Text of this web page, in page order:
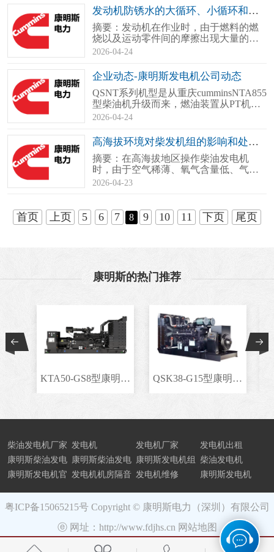
用、工程机械用）。fi0康明斯发电机组_
康明斯柴油发电机-重康动力（2）测定压
力侧柴油格出口位置的齿轮泵压力..
发动机防锈水的大循环、小循环和混合系统
摘要：发动机在作业时，由于燃料的燃
烧以及运动零件间的摩擦出现大量的热
量，使零件强烈受热，特别是直接与燃
适当的冷却，将不能保证发动机的正常
工作，冷却装置的功用就是维持发动机
在较适宜的温度下工作。水冷却装置的..
2026-04-24
企业动态-康明斯发电机公司动态
QSNT系列机型是从重庆cumminsNTA855
型柴油机升级而来，燃油装置从PT机构
升级为电子控制泵喷嘴机构，提高了排
动能力、有效增压技术、湿式排烟管设
计等创新点。这些技术改良帮助QSNT系
列机型满足康明斯发电机组国三排放法
规..
2026-04-24
高海拔环境对柴发机组的影响和处理步骤
摘要：在高海拔地区操作柴油发电机
时，由于空气稀薄、氧气含量低、气温
低、辐射强等特殊环境要素，发电装置
后，应按《T/CES 123-2022》标准进行高
海拔适应性测试，验证输出容量和稳定
2026-04-23
首页 上页 5 6 7 8 9 10 11 下页 尾页
康明斯的热门推荐
KTA50-GS8型康明斯柴.. QSK38-G15型康明斯柴..
柴油发电机厂家 发电机 发电机厂家
发电机出租
康明斯柴油发电
机组
康明斯柴油发电
机
康明斯发电机组
柴油发电机
康明斯发电机官 发电机机房隔音 发电机维修 康明斯发电机
粤ICP备15065215号Copyright © 康明斯电力（深圳）有限公司
ⓔ 网址：http://www.fdjhs.cn 网站地图